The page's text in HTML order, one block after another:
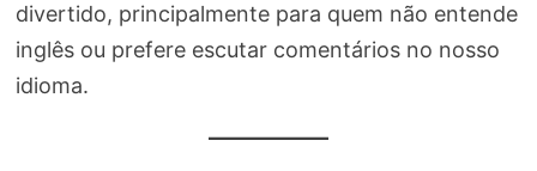
divertido, principalmente para quem não entende
inglês ou prefere escutar comentários no nosso
idioma.